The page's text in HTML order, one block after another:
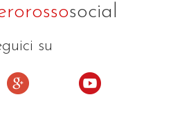
social
su